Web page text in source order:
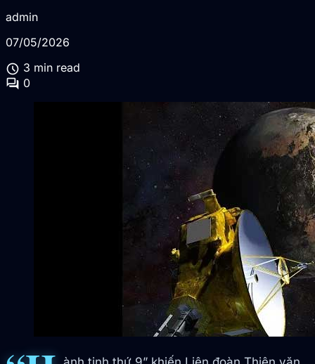
admin
07/05/2026
schedule 3 min read
forum 0